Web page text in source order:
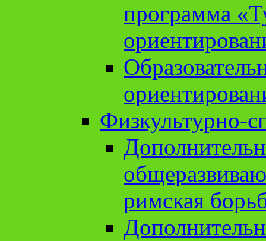
программа
Физкультурно-
римская